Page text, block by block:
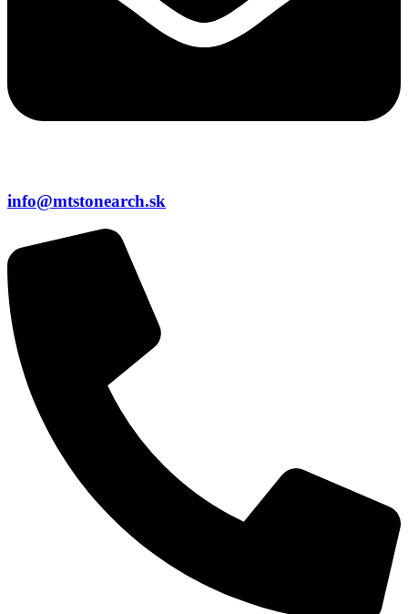
info@mtstonearch.sk